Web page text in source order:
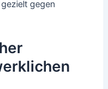
gegen